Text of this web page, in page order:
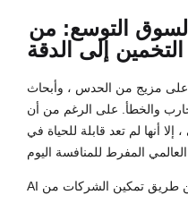
السوق التوسع: من
التخمين إلى الدقة
على مزيج من الحدس ، وأبحاث
والخطأ. على الرغم من أن
أنها لم تعد قابلة للحياة في